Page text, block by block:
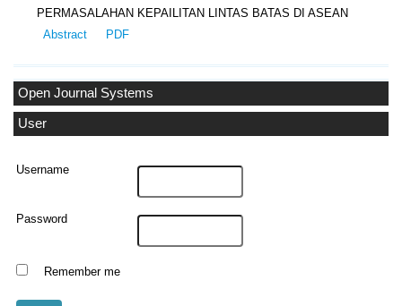
Open Journal Systems
User
Username
Password
Remember me
PERMASALAHAN KEPAILITAN LINTAS BATAS DI ASEAN
Abstract
PDF